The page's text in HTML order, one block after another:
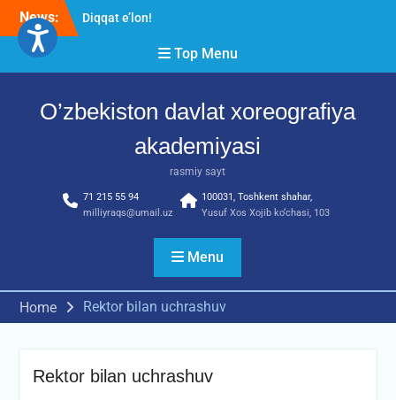
Skip
content
News:
Diqqat e’lon!
2026” tadbiri bo‘lib o‘tdi
RESPUBLIKA ILMIY-
Top Menu
O’zbekiston davlat xoreografiya
akademiyasi
rasmiy sayt
71 215 55 94
milliyraqs@umail.uz
100031, Toshkent shahar,
Yusuf Xos Xojib ko‘chasi, 103
Menu
Home Rektor bilan uchrashuv
Rektor bilan uchrashuv